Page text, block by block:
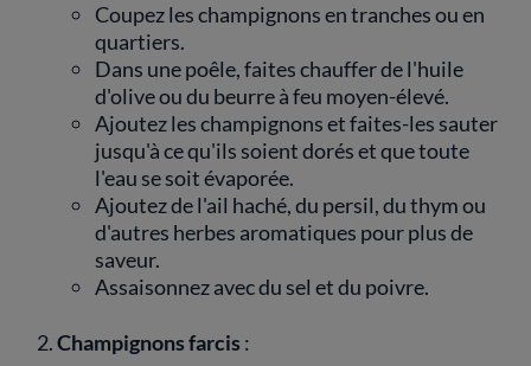
Coupez les champignons en tranches ou en
quartiers.
Dans une poêle, faites chauffer de l'huile
d'olive ou du beurre à feu moyen-élevé.
Ajoutez les champignons et faites-les sauter
jusqu'à ce qu'ils soient dorés et que toute
l'eau se soit évaporée.
Ajoutez de l'ail haché, du persil, du thym ou
d'autres herbes aromatiques pour plus de
saveur.
Assaisonnez avec du sel et du poivre.
Champignons farcis :